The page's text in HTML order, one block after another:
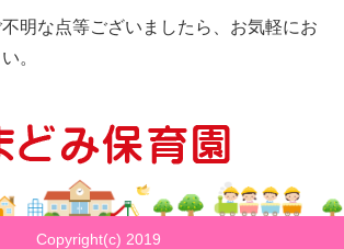
明な点等ございましたら、お気軽にお
。
Copyright(c) 2019